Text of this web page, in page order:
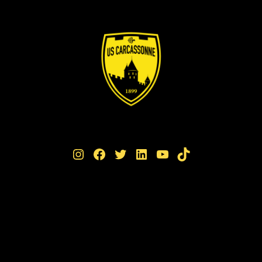
Instagram Facebook Twitter LinkedIn YouTube TikTok